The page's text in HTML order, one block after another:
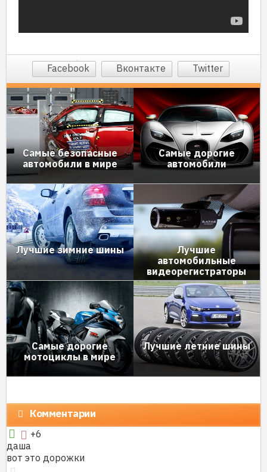
Facebook Вконтакте Twitter
Самые безопасные
автомобили в мире
Самые дорогие
автомобили
Лучшие зимние шины
Лучшие
автомобильные
видеорегистраторы
Самые дорогие
мотоциклы в мире
Лучшие летние шины
Комментарии
+6
даша
вот это дорожки